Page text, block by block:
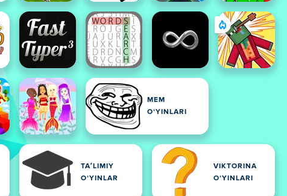
MEM
OʻYINLARI
TAʼLIMIY
OʻYINLAR
VIKTORINA
OʻYINLARI